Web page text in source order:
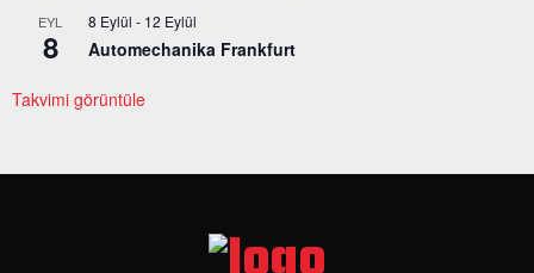
EYL
8
8 Eylül - 12 Eylül
Automechanika Frankfurt
Takvimi görüntüle